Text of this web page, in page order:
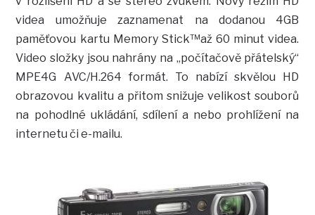
videa umožňuje zaznamenat na dodanou 4GB
paměťovou kartu Memory Stick™až 60 minut videa.
Video složky jsou nahrány na „počítačově přátelský“
MPE4G AVC/H.264 formát. To nabízí skvělou HD
obrazovou kvalitu a přitom snižuje velikost souborů
na pohodlné ukládání, sdílení a nebo prohlížení na
internetu či e-mailu.